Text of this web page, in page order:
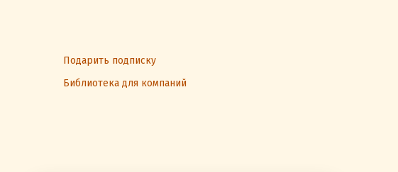
Подарить подписку
Библиотека для компаний